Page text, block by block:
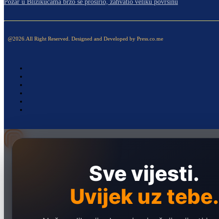
Požar u Blizikućama brzo se proširio, zahvatio veliku površinu
@2026.All Right Reserved. Designed and Developed by Press.co.me
Sve vijesti.
Uvijek uz tebe.